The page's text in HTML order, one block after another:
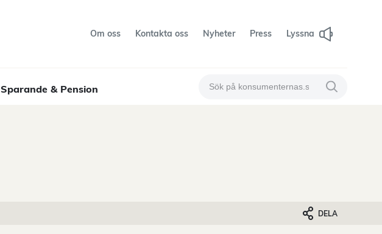
Om oss Kontakta oss Nyheter Press Lyssna
Sparande & Pension
Sök på konsumenternas Sök på
DELA